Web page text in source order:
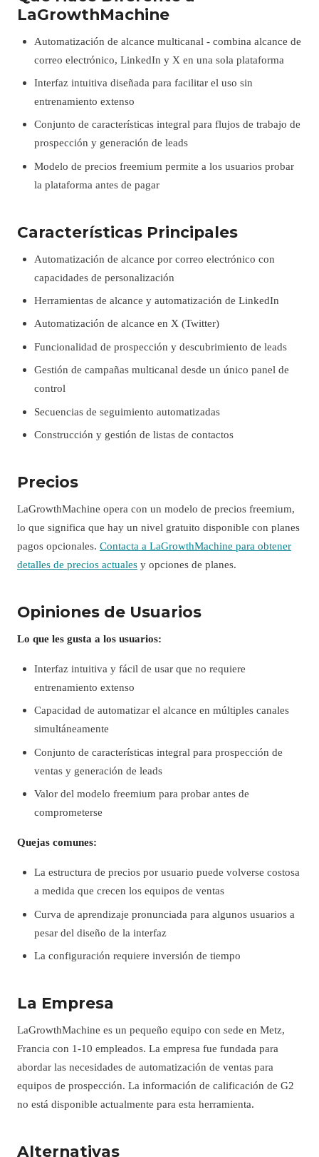
LaGrowthMachine
Automatización de alcance multicanal - combina alcance de
correo electrónico, LinkedIn y X en una sola plataforma
Interfaz intuitiva diseñada para facilitar el uso sin
entrenamiento extenso
Conjunto de características integral para flujos de trabajo de
prospección y generación de leads
Modelo de precios freemium permite a los usuarios probar
la plataforma antes de pagar
Características Principales
Automatización de alcance por correo electrónico con
capacidades de personalización
Herramientas de alcance y automatización de LinkedIn
Automatización de alcance en X (Twitter)
Funcionalidad de prospección y descubrimiento de leads
Gestión de campañas multicanal desde un único panel de
control
Secuencias de seguimiento automatizadas
Construcción y gestión de listas de contactos
Precios
LaGrowthMachine opera con un modelo de precios freemium,
lo que significa que hay un nivel gratuito disponible con planes
pagos opcionales. Contacta a LaGrowthMachine para obtener
detalles de precios actuales y opciones de planes.
Opiniones de Usuarios
Lo que les gusta a los usuarios:
Interfaz intuitiva y fácil de usar que no requiere
entrenamiento extenso
Capacidad de automatizar el alcance en múltiples canales
simultáneamente
Conjunto de características integral para prospección de
ventas y generación de leads
Valor del modelo freemium para probar antes de
comprometerse
Quejas comunes:
La estructura de precios por usuario puede volverse costosa
a medida que crecen los equipos de ventas
Curva de aprendizaje pronunciada para algunos usuarios a
pesar del diseño de la interfaz
La configuración requiere inversión de tiempo
La Empresa
LaGrowthMachine es un pequeño equipo con sede en Metz,
Francia con 1-10 empleados. La empresa fue fundada para
abordar las necesidades de automatización de ventas para
equipos de prospección. La información de calificación de G2
no está disponible actualmente para esta herramienta.
Alternativas